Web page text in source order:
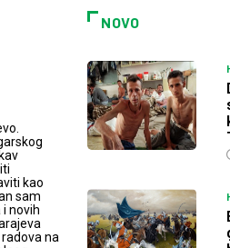
kao
sam
novih
na
NOVO